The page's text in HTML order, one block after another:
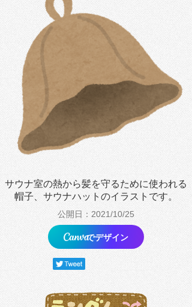
サウナ室の熱から髪を守るために使われる
帽子、サウナハットのイラストです。
公開日：2021/10/25
でデザイン